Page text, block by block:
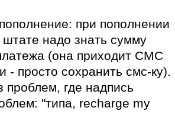
при пополнении
штате надо знать сумму
(она приходит СМС
- просто сохранить смс-ку).
проблем, где надпись
"типа, recharge my